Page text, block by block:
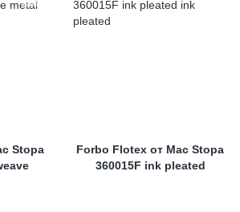
Stopa
Forbo Flotex от Mac Stopa
360015F ink pleated